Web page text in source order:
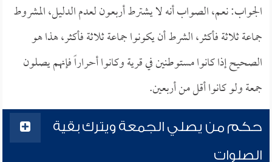
الجواب: نعم، الصواب أنه لا يشترط أربعون لعدم الدليل، المشروط
جماعة ثلاثة فأكثر، الشرط أن يكونوا جماعة ثلاثة فأكثر، هذا هو
الصحيح إذا كانوا مستوطنين في قرية وكانوا أحراراً فإنهم يصلون
جمعة ولو كانوا أقل من أربعين.
حكم من يصلي الجمعة ويترك بقية
الصلوات